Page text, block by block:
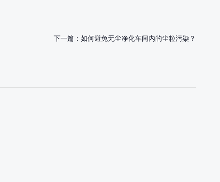
下一篇： 如何避免无尘净化车间内的尘粒污染？